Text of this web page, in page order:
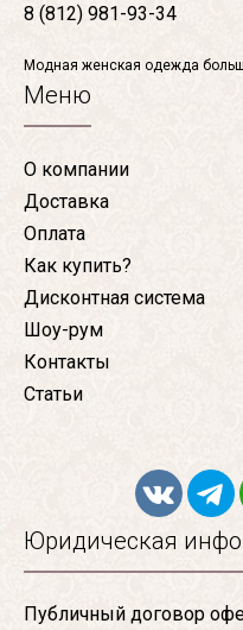
8 (812) 981-93-34
Модная женская одежда
Меню
О компании
Доставка
Оплата
Как купить?
Дисконтная система
Шоу-рум
Контакты
Статьи
Юридическая
Публичный договор